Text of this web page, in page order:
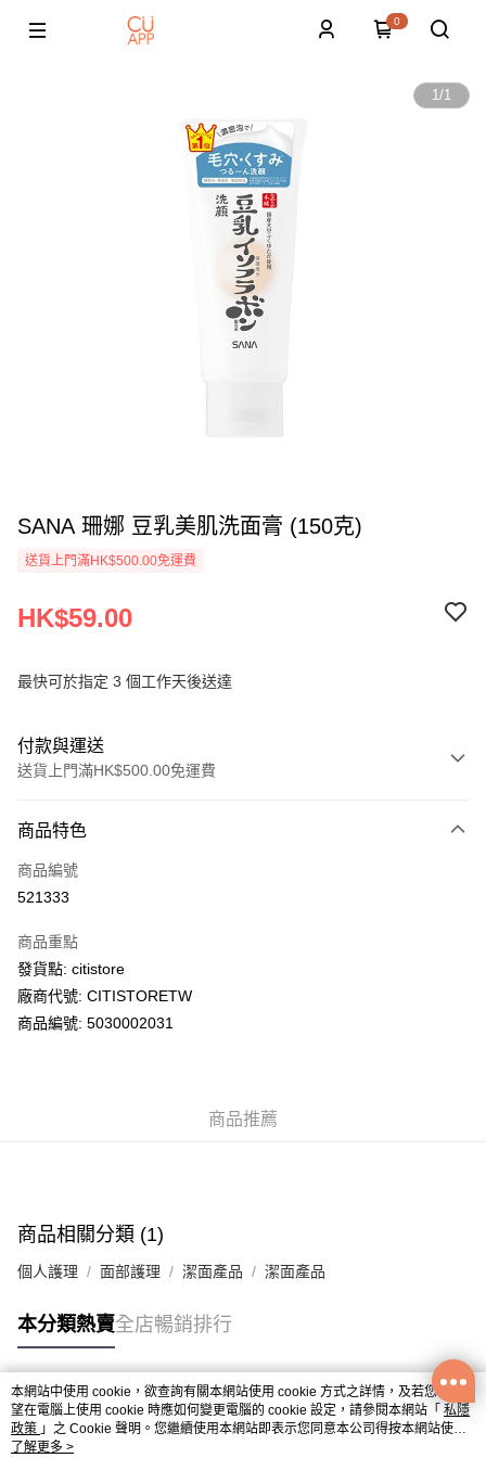
0
1/1
SANA 珊娜 豆乳美肌洗面膏 (150克)
送貨上門滿HK$500.00免運費
HK$59.00
最快可於指定 3 個工作天後送達
付款與運送
送貨上門滿HK$500.00免運費
信用卡
AlipayHK
WeChat Pay
送貨方式
每筆HK$50.00，滿HK$200.00或以上免運費
UNY 門市自取
商品特色
商品編號
521333
商品重點
發貨點: citistore
廠商代號: CITISTORETW
商品編號: 5030002031
商品推薦
商品相關分類 (1)
個人護理 面部護理 潔面產品 潔面產品
本分類熱賣全店暢銷排行
熱門標籤
熱銷排行
本網站中使用 cookie，欲查詢有關本網站使用 cookie 方式之詳情，及若您不希
望在電腦上使用 cookie 時應如何變更電腦的 cookie 設定，請參閱本網站「 私隱
政策 」之 Cookie 聲明。您繼續使用本網站即表示您同意本公司得按本網站使用
條款之 Cookie 聲明使用 cookie。
了解更多 >